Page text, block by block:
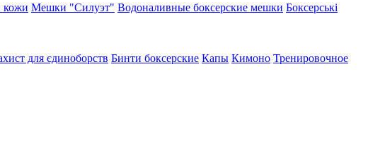
кожи Мешки "Силуэт" Водоналивные боксерские мешки Боксерські
для єдиноборств Бинти боксерские Капы Кимоно Тренировочное